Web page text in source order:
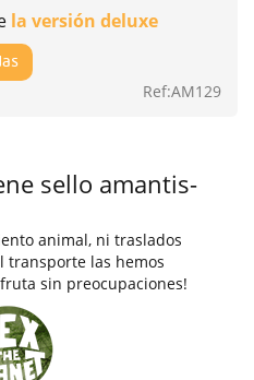
la versión deluxe
Ref:AM129
sello amantis-
animal, ni traslados
transporte las hemos
sin preocupaciones!